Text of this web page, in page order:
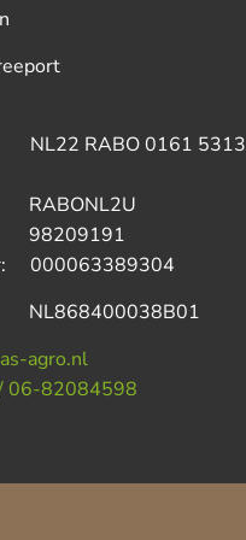
RABO 0161 5313
98209191
000063389304
agro.nl
/ 06-82084598